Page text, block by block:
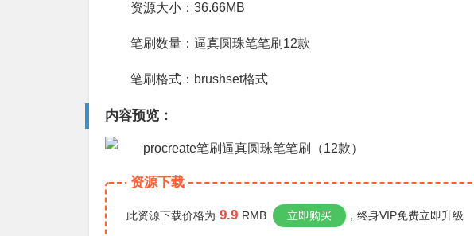
资源大小：36.66MB
笔刷数量：逼真圆珠笔笔刷12款
笔刷格式：brushset格式
内容预览：
资源下载
此资源下载价格为 9.9 RMB 立即购买 ，终身VIP免费立即升级